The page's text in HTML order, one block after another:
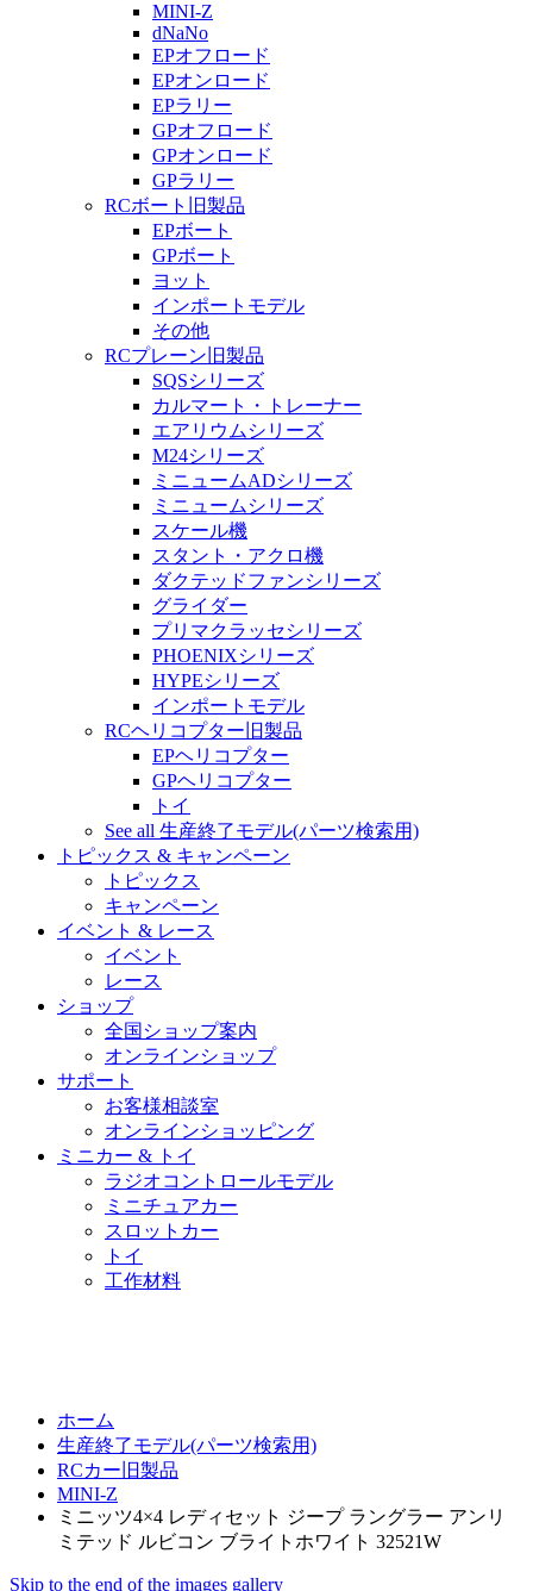
MINI-Z
dNaNo
EPオフロード
EPオンロード
EPラリー
GPオフロード
GPオンロード
GPラリー
RCボート旧製品
EPボート
GPボート
ヨット
インポートモデル
その他
RCプレーン旧製品
SQSシリーズ
カルマート・トレーナー
エアリウムシリーズ
M24シリーズ
ミニュームADシリーズ
ミニュームシリーズ
スケール機
スタント・アクロ機
ダクテッドファンシリーズ
グライダー
プリマクラッセシリーズ
PHOENIXシリーズ
HYPEシリーズ
インポートモデル
RCヘリコプター旧製品
EPヘリコプター
GPヘリコプター
トイ
See all 生産終了モデル(パーツ検索用)
トピックス & キャンペーン
トピックス
キャンペーン
イベント & レース
イベント
レース
ショップ
全国ショップ案内
オンラインショップ
サポート
お客様相談室
オンラインショッピング
ミニカー & トイ
ラジオコントロールモデル
ミニチュアカー
スロットカー
トイ
工作材料
ホーム
生産終了モデル(パーツ検索用)
RCカー旧製品
MINI-Z
ミニッツ4×4 レディセット ジープ ラングラー アンリ
ミテッド ルビコン ブライトホワイト 32521W
Skip to the end of the images gallery